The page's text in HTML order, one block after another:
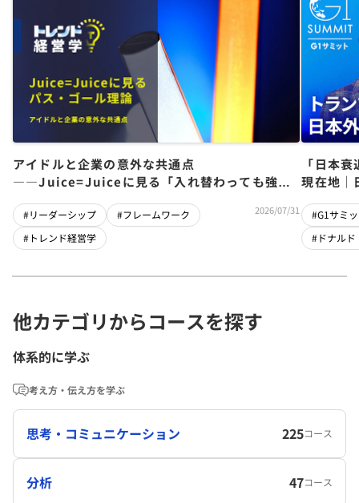
アイドルと企業の意外な共通点
――Juice=Juiceに見る「入れ替わっても強い
#リーダーシップ
#フレームワーク
#トレンド経営学
2026/07/31
「日本
現在地｜
#G1サミ
#ドナルド
他カテゴリからコースを探す
体系的に学ぶ
考え方・伝え方を学ぶ
思考・コミュニケーション 225コース
分析 47コース